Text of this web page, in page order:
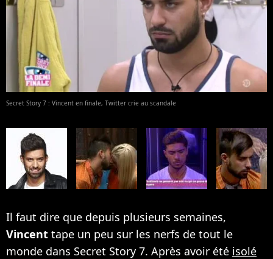
Secret Story 7 : Vincent en finale, Twitter crie au scandale
Il faut dire que depuis plusieurs semaines,
Vincent tape un peu sur les nerfs de tout le
monde dans Secret Story 7. Après avoir été isolé